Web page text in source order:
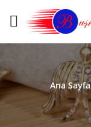
Ana Sayfa